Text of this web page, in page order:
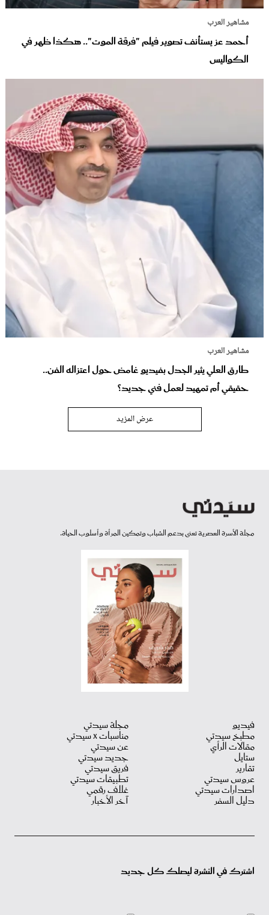
مشاهير العرب
أحمد عز يستأنف تصوير فيلم "فرقة الموت".. هكذا ظهر في
الكواليس
مشاهير العرب
طارق العلي يثير الجدل بفيديو غامض حول اعتزاله الفن..
حقيقي أم تمهيد لعمل فني جديد؟
عرض المزيد
مجلة الأسرة العصرية تعنى بدعم الشباب وتمكين المرأة وأسلوب الحياة.
فيديو
مطبخ سيدتي
مقالات الرأي
ستايل
تقارير
عروس سيدتي
اصدارات سيدتي
دليل السفر
مجلة سيدتي
مناسبات X سيدتي
عن سيدتي
جديد سيدتي
فريق سيدتي
تطبيقات سيدتي
غلاف رقمي
آخر الأخبار
اشترك في النشرة ليصلك كل جديد